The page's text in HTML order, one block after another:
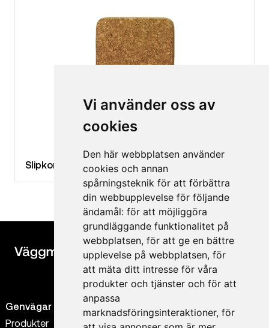
Vi använder oss av
cookies
Den här webbplatsen använder
cookies och annan
spårningsteknik för att förbättra
din webbupplevelse för följande
ändamål:för att möjliggöra
grundläggande funktionalitet på
webbplatsen,för att ge en bättre
upplevelse på webbplatsen,för
att mäta ditt intresse för våra
produkter och tjänster och för att
anpassa
marknadsföringsinteraktioner,för
Slipkork
Genvägar
Produkter
Kontakt
0300-56 38 88